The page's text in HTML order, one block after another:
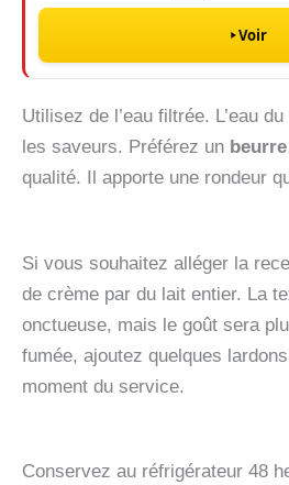
Voir
Utilisez de l’eau filtrée. L’eau
les saveurs. Préférez un
qualité. Il apporte une rondeur
Si vous souhaitez alléger la
de crème par du lait entier. La
onctueuse, mais le goût sera
fumée, ajoutez quelques
moment du service.
Conservez au réfrigérateur 48